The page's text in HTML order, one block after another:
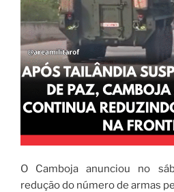
O Camboja anunciou no
redução do número de armas